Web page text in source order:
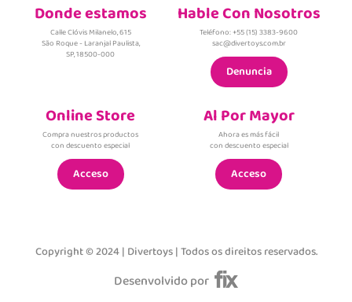
Donde estamos
Calle Clóvis Milanelo, 615
São Roque - Laranjal Paulista,
SP, 18500-000
Hable Con Nosotros
Teléfono: +55 (15) 3383-9600
sac@divertoys.com.br
Denuncia
Online Store
Compra nuestros productos
con descuento especial
Acceso
Al Por Mayor
Ahora es más fácil
con descuento especial
Acceso
Copyright © 2024 | Divertoys | Todos os direitos reservados.
Desenvolvido por